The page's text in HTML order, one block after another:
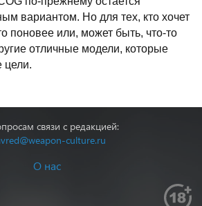
вариантом. Но для тех, кто хочет
поновее или, может быть, что-то
отличные модели, которые
цели.
связи с редакцией:
culture.ru
О нас